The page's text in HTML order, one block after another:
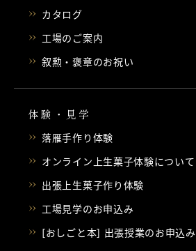
カタログ
工場のご案内
叙勲・褒章のお祝い
体験・見学
落雁手作り体験
オンライン上生菓子体験について
出張上生菓子作り体験
工場見学のお申込み
[おしごと本] 出張授業のお申込み